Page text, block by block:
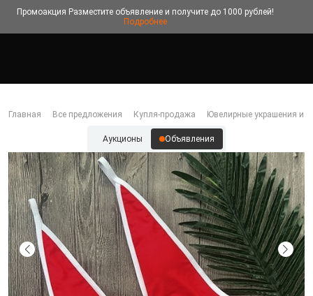
Промоакция Разместите объявление и получите до 1000 рублей!
Подробнее
Главная Все предложения Купля-продажа Ювелирные украшения и
Аукционы Объявления